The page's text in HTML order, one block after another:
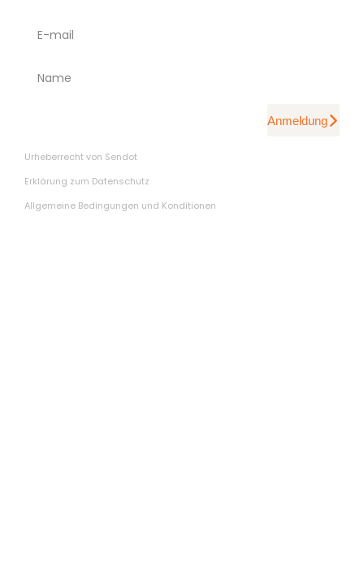
Anmeldung
Urheberrecht von Sendot
Erklärung zum Datenschutz
Allgemeine Bedingungen und Konditionen